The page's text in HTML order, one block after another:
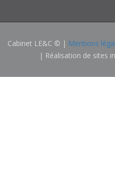
Cabinet LE&C © | Mentions
| Réalisation de sites